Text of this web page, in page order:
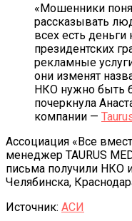
«Мошенники
рассказывать
всех есть
президентских
рекламные
они изменят
НКО нужно быть
почеркнула
компании —
Ассоциация «Все
менеджер TAURUS
письма получили НКО
Челябинска,
Источник: АСИ